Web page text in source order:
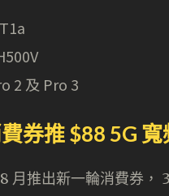
2 及 Pro 3
券推 $88 5G 寬
月推出新一輪消費券，